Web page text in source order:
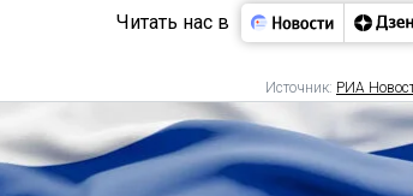
Читать нас в
Источник: РИА